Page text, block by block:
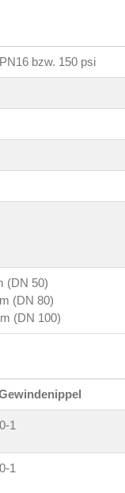
bzw. 150 psi
(DN 50)
(DN 80)
(DN 100)
1
1